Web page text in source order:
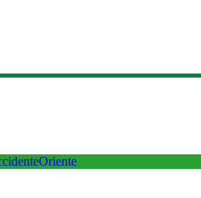
Oriente